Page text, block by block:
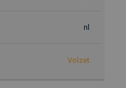
nl
Volzet